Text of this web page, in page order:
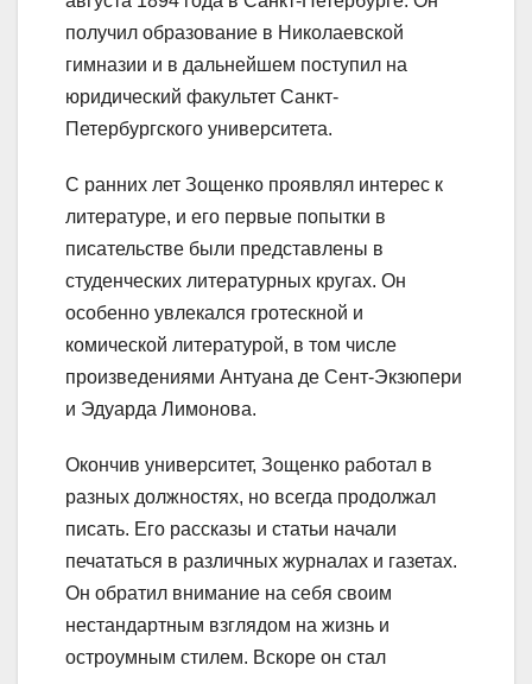
получил образование в Николаевской
гимназии и в дальнейшем поступил на
юридический факультет Санкт-
Петербургского университета.
С ранних лет Зощенко проявлял интерес к
литературе, и его первые попытки в
писательстве были представлены в
студенческих литературных кругах. Он
особенно увлекался гротескной и
комической литературой, в том числе
произведениями Антуана де Сент-Экзюпери
и Эдуарда Лимонова.
Окончив университет, Зощенко работал в
разных должностях, но всегда продолжал
писать. Его рассказы и статьи начали
печататься в различных журналах и газетах.
Он обратил внимание на себя своим
нестандартным взглядом на жизнь и
остроумным стилем. Вскоре он стал